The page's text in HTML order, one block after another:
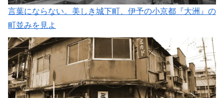
言葉にならない。美しき城下町、伊予の小京都『大洲』の
町並みを見よ